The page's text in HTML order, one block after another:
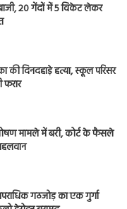
20 गेंदों में 5 विकेट लेकर
की दिनदहाड़े हत्या, स्कूल परिसर
मामले में बरी, कोर्ट के फैसले
गठजोड़ का एक गुर्गा